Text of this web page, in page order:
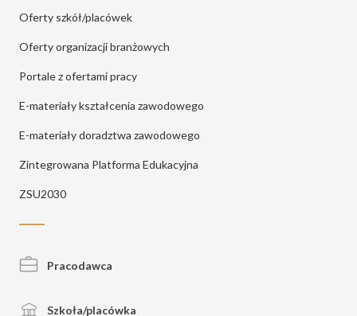
Oferty szkół/placówek
Oferty organizacji branżowych
Portale z ofertami pracy
E-materiały kształcenia zawodowego
E-materiały doradztwa zawodowego
Zintegrowana Platforma Edukacyjna
ZSU2030
Pracodawca
Szkoła/placówka